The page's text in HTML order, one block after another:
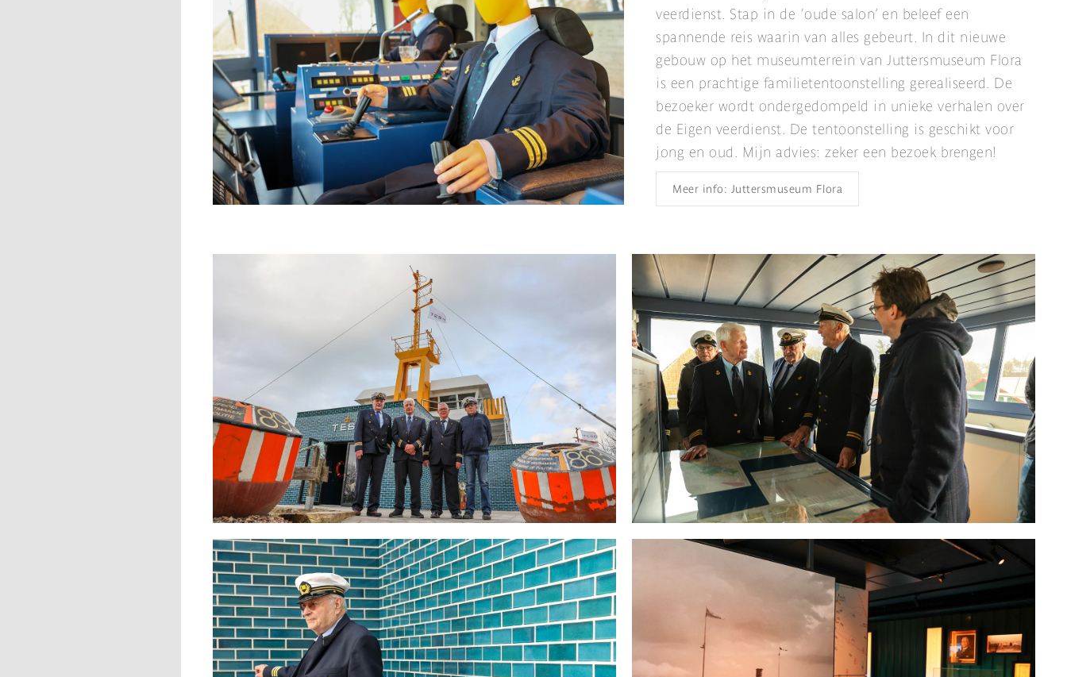
veerdienst. Stap in de ‘oude salon’ en beleef een
spannende reis waarin van alles gebeurt. In dit nieuwe
gebouw op het museumterrein van Juttersmuseum Flora
is een prachtige familietentoonstelling gerealiseerd. De
bezoeker wordt ondergedompeld in unieke verhalen over
de Eigen veerdienst. De tentoonstelling is geschikt voor
jong en oud. Mijn advies: zeker een bezoek brengen!
Meer info: Juttersmuseum Flora